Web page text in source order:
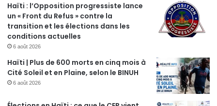
Haïti : l’Opposition progressiste lance
un « Front du Refus » contre la
transition et les élections dans les
conditions actuelles
6 août 2026
Haïti | Plus de 600 morts en cinq mois à
Cité Soleil et en Plaine, selon le BINUH
6 août 2026